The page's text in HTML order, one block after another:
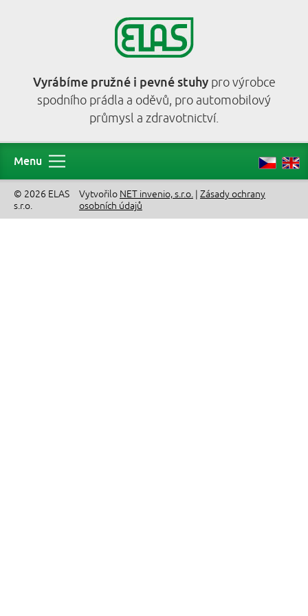
Vyrábíme pružné i pevné stuhypro výrobce
spodního prádla a oděvů, pro automobilový
průmysl a zdravotnictví.
Menu
© 2026 ELAS
s.r.o.
Vytvořilo NET invenio, s.r.o.| Zásady ochrany
osobních údajů